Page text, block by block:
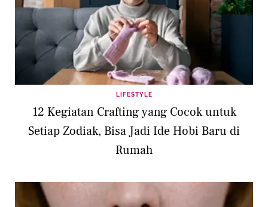
LIFESTYLE
12 Kegiatan Crafting yang Cocok untuk
Setiap Zodiak, Bisa Jadi Ide Hobi Baru di
Rumah